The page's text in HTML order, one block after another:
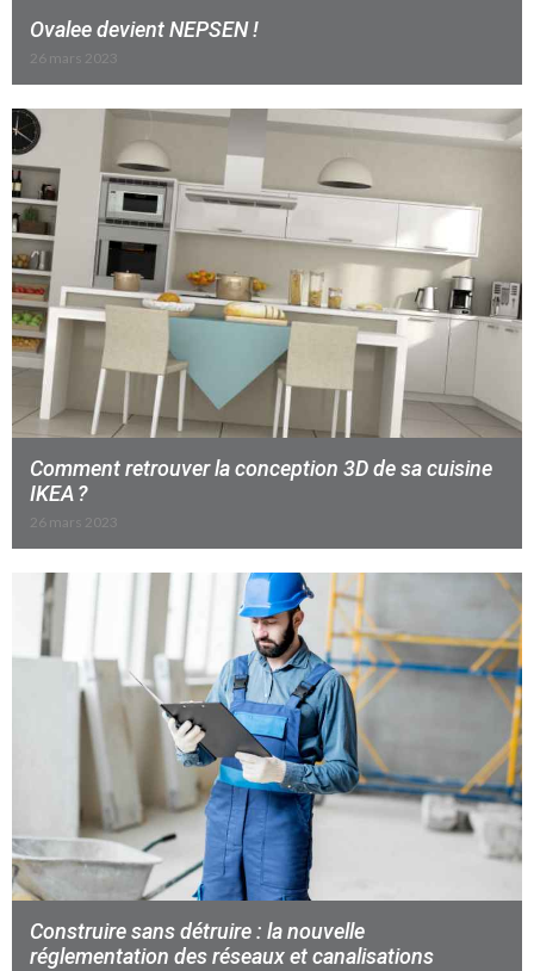
Ovalee devient NEPSEN !
26 mars 2023
Comment retrouver la conception 3D de sa cuisine
IKEA ?
26 mars 2023
Construire sans détruire : la nouvelle
réglementation des réseaux et canalisations